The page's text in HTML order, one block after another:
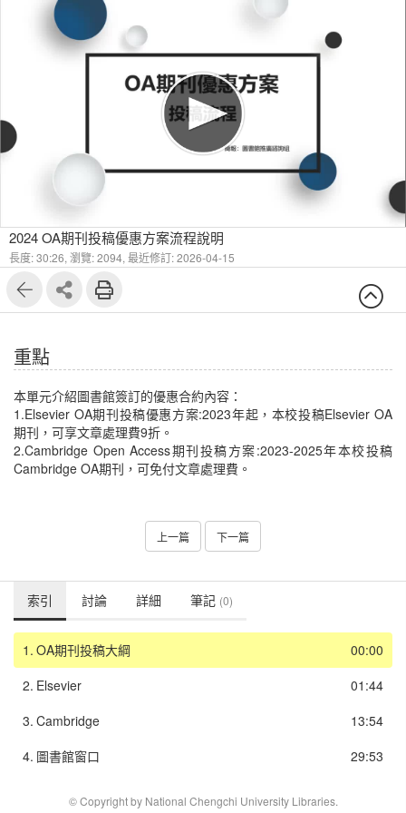
1
2024 OA期刊投稿優惠方案流程說明
長度: 30:26, 瀏覽: 2094, 最近修訂: 2026-04-15
重點
本單元介紹圖書館簽訂的優惠合約內容：
1.Elsevier OA期刊投稿優惠方案:2023年起，本校投稿Elsevier OA
期刊，可享文章處理費9折。
2.Cambridge Open Access期刊投稿方案:2023-2025年本校投稿
Cambridge OA期刊，可免付文章處理費。
上一篇 下一篇
索引 討論 詳細 筆記 (0)
00:00
1. OA期刊投稿大綱
01:44
2. Elsevier
13:54
3. Cambridge
29:53
4. 圖書館窗口
© Copyright by National Chengchi University Libraries.